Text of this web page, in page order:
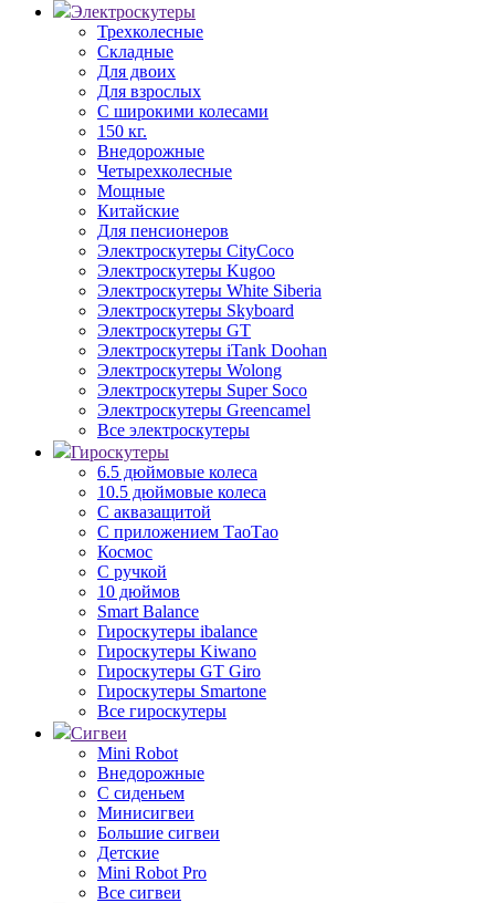
Электроскутеры
Трехколесные
Складные
Для двоих
Для взрослых
С широкими колесами
150 кг.
Внедорожные
Четырехколесные
Мощные
Китайские
Для пенсионеров
Электроскутеры CityCoco
Электроскутеры Kugoo
Электроскутеры White Siberia
Электроскутеры Skyboard
Электроскутеры GT
Электроскутеры iTank Doohan
Электроскутеры Wolong
Электроскутеры Super Soco
Электроскутеры Greencamel
Все электроскутеры
Гироскутеры
6.5 дюймовые колеса
10.5 дюймовые колеса
С аквазащитой
С приложением ТаоТао
Космос
С ручкой
10 дюймов
Smart Balance
Гироскутеры ibalance
Гироскутеры Kiwano
Гироскутеры GT Giro
Гироскутеры Smartone
Все гироскутеры
Сигвеи
Mini Robot
Внедорожные
С сиденьем
Минисигвеи
Большие сигвеи
Детские
Mini Robot Pro
Все сигвеи